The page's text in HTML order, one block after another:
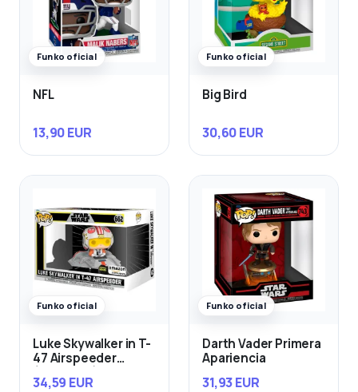
Funko oficial
NFL
13,90 EUR
Funko oficial
Big Bird
30,60 EUR
Funko oficial
Luke Skywalker in T-
47 Airspeeder
34,59 EUR
Funko oficial
Darth Vader Primera
Apariencia
31,93 EUR